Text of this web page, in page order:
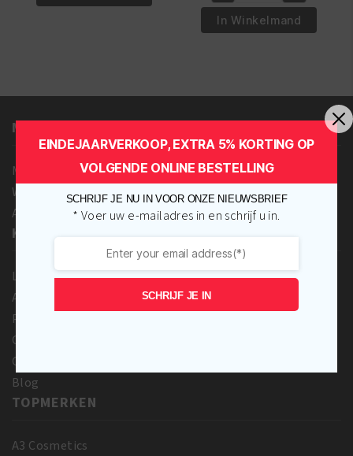
-
€17.95.€15.95.
Opal
-
Pore
Foundation
-
Au
Chocolate
In Winkelmand
MIJN ACCOUNT
Mijn account
Winkelmandje
Afrekenen
KLANTENSERVICE
Levering & Retournering
Algemene voorwaarden
Privacy Beleid
Over ons
Contact Us
Blog
TOPMERKEN
A3 Cosmetics
EINDEJAARVERKOOP, EXTRA 5% KORTING OP
VOLGENDE ONLINE BESTELLING
SCHRIJF JE NU IN VOOR ONZE NIEUWSBRIEF
* Voer uw e-mailadres in en schrijf u in.
SCHRIJF JE IN